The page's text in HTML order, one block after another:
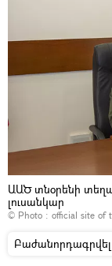
ԱԱԾ տնօրենի
լուսանկար
© Photo : official site of
Բաժանորդագրվել